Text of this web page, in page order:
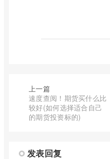
上一篇
速度查阅！期货买什么比
较好(如何选择适合自己
的期货投资标的)
发表回复